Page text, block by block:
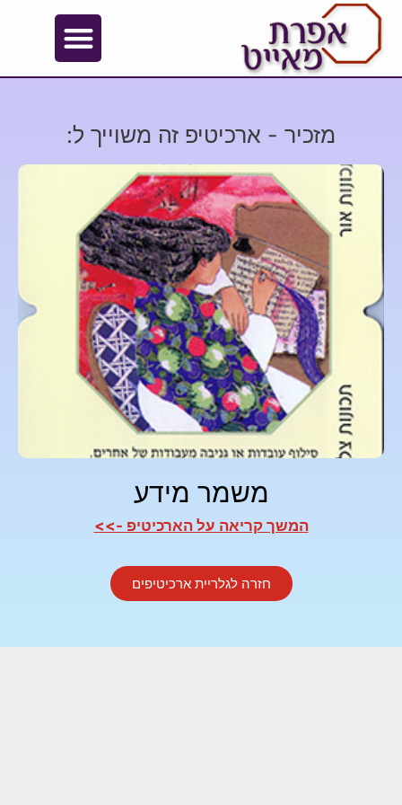
מזכיר - ארכיטיפ זה משוייך ל:
משמר מידע
המשך קריאה על הארכיטיפ ->>
חזרה לגלריית ארכיטיפים